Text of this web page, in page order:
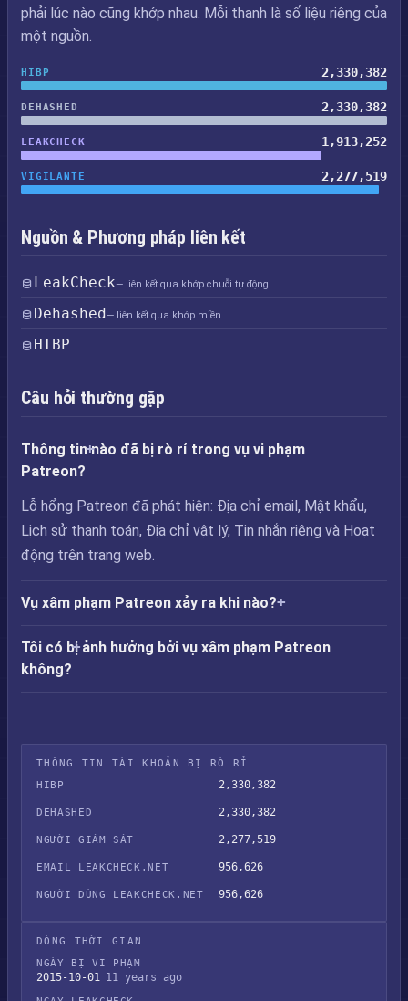
phải lúc nào cũng khớp nhau. Mỗi thanh là số liệu riêng của
một nguồn.
HIBP 2,330,382
DEHASHED 2,330,382
LEAKCHECK 1,913,252
VIGILANTE 2,277,519
Nguồn & Phương pháp liên kết
LeakCheck— liên kết qua khớp chuỗi tự động
Dehashed— liên kết qua khớp miền
HIBP
Câu hỏi thường gặp
Thông tin nào đã bị rò rỉ trong vụ vi phạm
Patreon?
Lỗ hổng Patreon đã phát hiện: Địa chỉ email, Mật khẩu,
Lịch sử thanh toán, Địa chỉ vật lý, Tin nhắn riêng và Hoạt
động trên trang web.
Vụ xâm phạm Patreon xảy ra khi nào?
Tôi có bị ảnh hưởng bởi vụ xâm phạm Patreon
không?
THÔNG TIN TÀI KHOẢN BỊ RÒ RỈ
HIBP
2,330,382
DEHASHED 2,330,382
NGƯỜI GIÁM SÁT 2,277,519
EMAIL LEAKCHECK.NET 956,626
NGƯỜI DÙNG LEAKCHECK.NET 956,626
DÒNG THỜI GIAN
NGÀY BỊ VI PHẠM
2015-10-01 11 years ago